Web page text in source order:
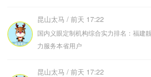
昆山太马 / 前天 17:22
国内义眼定制机构综合实力排名：福建
力服务本省用户
昆山太马 / 前天 17:22